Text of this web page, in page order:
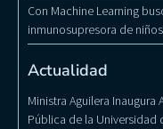
Con Machine Learning
inmunosupresora de
Actualidad
Ministra Aguilera Inaugura
Pública de la Universidad